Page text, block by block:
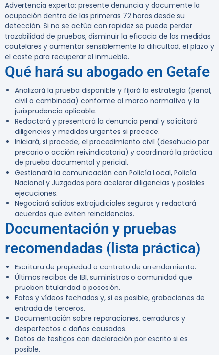
Advertencia experta: presente denuncia y documente la
ocupación dentro de las primeras 72 horas desde su
detección. Si no se actúa con rapidez se puede perder
trazabilidad de pruebas, disminuir la eficacia de las medidas
cautelares y aumentar sensiblemente la dificultad, el plazo y
el coste para recuperar el inmueble.
Qué hará su abogado en Getafe
Analizará la prueba disponible y fijará la estrategia (penal,
civil o combinada) conforme al marco normativo y la
jurisprudencia aplicable.
Redactará y presentará la denuncia penal y solicitará
diligencias y medidas urgentes si procede.
Iniciará, si procede, el procedimiento civil (desahucio por
precario o acción reivindicatoria) y coordinará la práctica
de prueba documental y pericial.
Gestionará la comunicación con Policía Local, Policía
Nacional y Juzgados para acelerar diligencias y posibles
ejecuciones.
Negociará salidas extrajudiciales seguras y redactará
acuerdos que eviten reincidencias.
Documentación y pruebas
recomendadas (lista práctica)
Escritura de propiedad o contrato de arrendamiento.
Últimos recibos de IBI, suministros o comunidad que
prueben titularidad o posesión.
Fotos y vídeos fechados y, si es posible, grabaciones de
entrada de terceros.
Documentación sobre reparaciones, cerraduras y
desperfectos o daños causados.
Datos de testigos con declaración por escrito si es
posible.